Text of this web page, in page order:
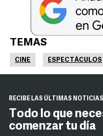
TEMAS
CINE ESPECTÁCULOS
RECIBE LAS ÚLTIMAS
Todo lo que
comenzar tu día